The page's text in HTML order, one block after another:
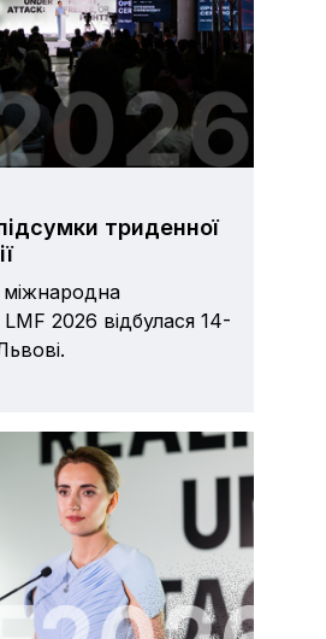
триденної
2026 відбулася 14-